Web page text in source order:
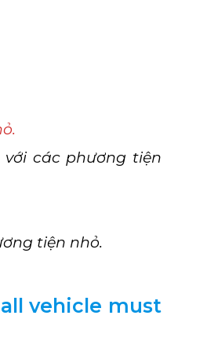
các phương tiện
tiện nhỏ.
vehicle must